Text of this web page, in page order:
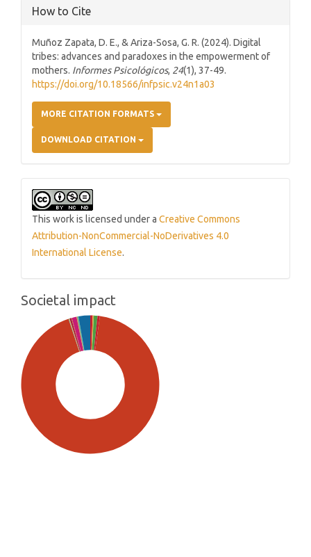
How to Cite
Muñoz Zapata, D. E., & Ariza-Sosa, G. R. (2024). Digital
tribes: advances and paradoxes in the empowerment of
mothers. Informes Psicológicos, 24(1), 37-49.
https://doi.org/10.18566/infpsic.v24n1a03
MORE CITATION FORMATS
DOWNLOAD CITATION
This work is licensed under a Creative Commons
Attribution-NonCommercial-NoDerivatives 4.0
International License.
Societal impact